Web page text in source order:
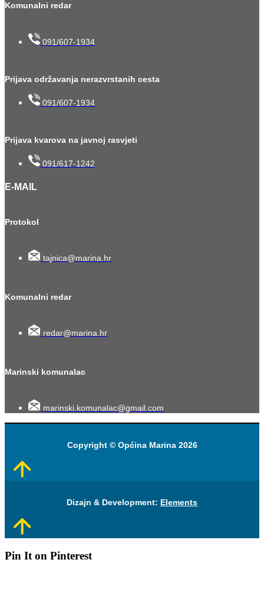
Komunalni redar
091/607-1934
Prijava održavanja nerazvrstanih cesta
091/607-1934
Prijava kvarova na javnoj rasvjeti
091/617-1242
E-MAIL
Protokol
tajnica@marina.hr
Komunalni redar
redar@marina.hr
Marinski komunalac
marinski.komunalac@gmail.com
Copyright © Općina Marina 2026
Dizajn & Development: Elements
Pin It on Pinterest